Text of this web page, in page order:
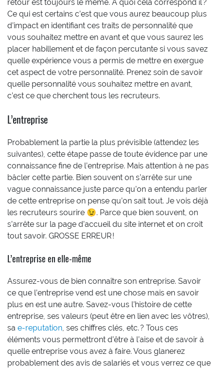
retour est toujours le même. À quoi cela correspond il ?
Ce qui est certains c’est que vous aurez beaucoup plus
d’impact en identifiant ces traits de personnalité que
vous souhaitez mettre en avant et que vous saurez les
placer habillement et de façon percutante si vous savez
quelle expérience vous a permis de mettre en exergue
cet aspect de votre personnalité. Prenez soin de savoir
quelle personnalité vous souhaitez mettre en avant,
c’est ce que cherchent tous les recruteurs.
L’entreprise
Probablement la partie la plus prévisible (attendez les
suivantes), cette étape passe de toute évidence par une
connaissance fine de l’entreprise. Mais attention à ne pas
bâcler cette partie. Bien souvent on s’arrête sur une
vague connaissance juste parce qu’on a entendu parler
de cette entreprise on pense qu’on sait tout. Je vois déjà
les recruteurs sourire 😉. Parce que bien souvent, on
s’arrête sur la page d’accueil du site internet et on croit
tout savoir. GROSSE ERREUR !
L’entreprise en elle-même
Assurez-vous de bien connaître son entreprise. Savoir
ce que l’entreprise vend est une chose mais en savoir
plus en est une autre. Savez-vous l’histoire de cette
entreprise, ses valeurs (peut être en lien avec les vôtres),
sa e-reputation, ses chiffres clés, etc. ? Tous ces
éléments vous permettront d’être à l’aise et de savoir à
quelle entreprise vous avez à faire. Vous glanerez
probablement des avis de salariés et vous verrez ce que